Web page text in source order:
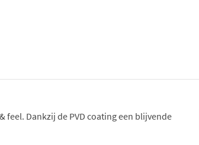
feel. Dankzij de PVD coating een blijvende